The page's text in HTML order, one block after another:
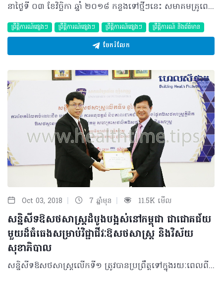
នាថ្ងៃទី ០៣ ខែវិច្ឆិកា ឆ្នាំ ២០១៨ កន្លងទៅថ្មីៗនេះ សមាគមគ្រូពេទ្យបេះដូងកម្ពុជាបានរៀបចំនូវមហាសន្និសីទប្រចាំឆ្នាំលើកទី៥របស់ខ្លួន ក្រោមប្រធានបទ «សិល្បៈនៃការព្យាបាលជំងឺបេះដូង និងសរសៃឈាមបេះដូង» នៅសណ្ឋាគារសុខា រាជធានីភ្នំពេញ។ សន្និសីទរយៈពេល១ថ្ងៃពេញនេះ មានការអញ្ជើញចូលរួមយ៉ាងខ្ពង់ខ្ពស់ពីសំណាក់ ឯកឧត្តមសាស្រ្តាចារ្យ ធា គ្រុយ ប្រធានក្រុមប្រឹក្សាភិបាល នៃគណៈគ្រូពេទ្យជាតិកម្ពុជា និងជារដ្ឋលេខាធិការនៃក្រសួងសុខាភិបាល លោកសាស្ត្រាចារ្យ ឡា ម៉េងហួ អនុប្រធានក្រុមប្រឹក្សាភិបាលនៃគណៈគ្រូពេទ្យជាតិកម្ពុជា លោកសាស្រ្តាចារ្យ សុខ ជួរ ប្រធានសមាគមគ្រូពេទ្យបេះដូងកម្ពុជា លោកសាស្រ្តាចារ្យ Anwar SANTOSO ប្រធានសមាគមគ្រូពេទ្យបេះដូង ប្រចាំតំបន់អាស៊ាន ឯកឧត្តម លោកជំទាវ លោកសាស្ត្រាចារ្យ វេជ្ជបណ្ឌិតដែលជាសមាជិកនៃសមាគមគ្រូពេទ្យបេះដូងកម្ពុជា និងសហភាតរៈទាំងអស់ ព្រមទាំងមានការចូលរួមយ៉ាងច្រើនលើសការរំពឹងទុកពីសំណាក់បងប្អូនសិស្សានុសិស្សប្រមាណជាង ៣០០នាក់ផងដែរ។ នាឱកាសនេះ លោកសាស្ត្រាចារ្យ សុខ ជួរ បានមានប្រសាសន៍ថា «គោលបំណងនៃការបង្កើតឲ្យមានសន្និសីទនេះឡើងជារៀលរាល់ឆ្នាំ គឺដើម្បីប្រមូលផ្តុំ សហភាតរៈទាំងអស់​ ក្នុងការចែករំលែកនូវចំណេះដឹង ចំណេះធ្វើរវាងគ្នា និងគ្នា បង្កើននូវសមត្ថភាពក្រុមគ្រូពេទ្យបេះដូងកម្ពុជា ក៏ដូចជាក្រុមគ្រូពេទ្យបេះដូង ក្នុងតំបន់ ក្នុងន័យចូលរួមចំណែកអភិវឌ្ឍវិស័យសុខាភិបាលកម្ពុជាឲ្យកាន់តែប្រសើរឡើង តាមរយៈការពង្រឹងសមត្ថភាពធនធានមនុស្សតែម្តង»។ គួរបញ្ជាក់ម្តងទៀតថា អង្គសន្និបាតនេះ បានធ្វើការពិភាក្សាយ៉ាងស៊ីជម្រៅពាក់ព័ទ្ធនឹងសិល្បៈនៃការព្យាបាលជំងឺបេះដូង និងសរសៃឈាម ដែលក្នុងនោះរួមមាន ជំងឺចំនួន ៤គឺ ជំងឺសរសៃឈាមបេះដូង ជំងឺប្រឹសបេះដូង ជំងឺស្ទះសរសៃឈាមផ្នែកខាងក្រៅ និងជំងឺបេះដូងពីកំណើត។ ក្នុងកម្មវិធីនេះផងដែរ ក៏មានការអញ្ជើញ ចូលរួមធ្វើបទបង្ហាញពីវាគ្មិនកិត្តិយស ជាវេជ្ជបណ្ឌិតឯកទេសជាច្រើនរូប ព្រមទាំងបញ្ចប់ជាមួយនឹងចូលរួមនៅក្នុងវេទិកាសំណួរ-ចម្លើយ ពីអ្នកចូលរួមទាំងអស់ យ៉ាងសកម្ម និងប្រកបដោយលទ្ធផលយ៉ាងគួរឲ្យកត់សម្គាល់។ ©2018 រក្សាសិទ្ធិគ្រប់យ៉ាង​ដោយ Healthtime Corporation ចំពោះគ្រប់អត្ថបទដោយគ្មានផ្នែកណាមួយត្រូវបោះពុម្ពផ្សាយចូលប្រព័ន្ធអ៊ីនធឺណែត ឧបករណ៍អេឡិចត្រូនិក អាត់ជាសំឡេង ឬថតចំលងគ្រប់រូបភាពដោយគ្មានការអនុញ្ញាតឡើយ
ព្រឹត្តិការណ៍ផ្សេងៗ ព្រឹត្តិការណ៍ផ្សេងៗ ព្រឹត្តិការណ៍ផ្សេងៗ ព្រឹត្តិការណ៍ និងព័ត៌មាន
ចែករំលែក
Oct 03, 2018 | 7 ឆ្នាំមុន | 11.5K មើល
សន្និសីទឱសថសាស្រ្តដំបូងបង្អស់នៅកម្ពុជា ជាជោគជ័យ
មួយដ៏ធំធេងសម្រាប់វិជ្ជាជីវៈឱសថសាស្រ្ត និងវិស័យ
សុខាភិបាល
សន្និសីទឱសថសាស្រ្តលើកទី១ ត្រូវបានប្រព្រឹត្តទៅក្នុងរយៈពេលពីរថ្ងៃ ចាប់ពីថ្ងៃទី២៨ ដល់ថ្ងៃទី២៩ ខែកញ្ញា ឆ្នាំ២០១៨ នៅសាលប្រជុំប៊ី ជាន់ទី៣ អគារប៊ី នៃសាកលវិទ្យាល័យពុទ្ធិសាស្រ្ត ដោយមានការចូលរួមពីឱសថការី និងនិស្សិតឱសថសាស្រ្តចំនួន២០០នាក់ ដែលអញ្ជើញមកពីអង្គការក្រៅរដ្ឋាភិបាល ស្ថាប័នរដ្ឋ ក្រុមហ៊ុនឯកជន សហគ្រាសផលិតឱសថ ឱសថស្ថានឯកជន និងមហាវិទ្យាល័យឱសថសាស្រ្តនានា នៅក្នុងប្រទេសកម្ពុជា។ សន្និសីទនេះបានប្រារព្ធធ្វើឡើងក្រោមអធិបតីភាព លោកសាស្រ្តាចារ្យ អ៊ាន ហ្វីនលេ សាកលវិទ្យាធិការ និងអនុអធិការបតី នៃសាកលវិទ្យាល័យ ពុទ្ធិសាស្រ្ត លោក បាន បុត្តា ប្រធានក្រុមប្រឹក្សាគណៈឱសថការីកម្ពុជា និងឯកឧត្តម ឱសថការី លឹម រតនៈ ប្រធានសមាគមឱសថការីកម្ពុជា ។ វាគ្មិនកិត្តិយស១១នាក់ បានចូលរួមចែករំលែកចំណេះដឹង បទពិសោធន៍ ការអនុវត្ត និងភាពជោគជ័យនានារបស់ខ្លួននៅក្នុងផ្នែកចំនួនប្រាំក្នុងវិស័យឱសថសាស្រ្ត៖ ឱសថសាស្រ្តគ្លីនិក ឱសថសាស្រ្តសហគមន៍ ឱសថសាស្រ្តឧស្សាហកម្ម វេជ្ជជីវសាស្រ្ត និងឱសថសាស្រ្តពាណិជ្ជកម្ម។ ទន្ទឹមនឹងនោះដែរ ក៏មានការតាំងពិព័រណ៍ផលិតផល និងសេវាកម្មរបស់ផ្នែកឱសថសាស្រ្ត និងក្រុមហ៊ុននានាដែលនិស្សិតអាចស្វែងយល់បន្ថែមអំពីការសិក្សាស៊ីជម្រៅលើជំនាញឱសថសាស្រ្ត ឱកាសការងារតាមក្រុមហ៊ុន និងការស្វែងយល់អំពីព័ត៌មានផលិតផលឱសថមួយចំនួន។ តាមរយៈសន្និសិទនេះ អ្នកចូលរួមទាំងអស់ បានទទួលនូវចំណេះដឹង និងបទពិសោធន៍ថ្មីៗ ដែលមានសារៈសំខាន់សម្រាប់អាជីពទៅថ្ងៃក្រោយ និងជាទុនសម្រាប់សិក្សាបន្តក្នុងថ្ងៃអនាគត។ ជាលទ្ធផល គណៈអធិបតី វាគ្មិន ភ្ញៀវកិត្តិយស និងអ្នកចូលរួមទាំងអស់ បានវាយតម្លៃខ្ពស់ពីការរៀបឲ្យមានសន្និសីទឱសថសាស្រ្តលើកទី១ ដែលជាសន្និសីទដំបូងគេបំផុតនៅក្នុងប្រទេសកម្ពុជា ហើយសន្និសីទនេះ នឹងជាផ្នែកមួយនៃការបណ្តុះបណ្តាលបន្តសម្រាប់វិជ្ជាជីវៈឱសថសាស្រ្ត ដែលឱសថការីទាំងអស់តម្រូវឲ្យចូលរួមជាចាំបាច់នៅក្នុងអនាគតដ៏ខ្លីខាងមុខ។ សន្និសីទនេះ គឺជាជោគជ័យមួយដ៏ធំធេងសម្រាប់វិជ្ជាជីវៈឱសថសាស្រ្តទាំងមូល និងវិស័យសុខាភិបាលនៅប្រទេសកម្ពុជា និងសាកលវិទ្យាល័យពុទ្ធិសាស្រ្ត និយាយដោយឡែក ដែលជាអ្នកផ្តួចផ្តើមបង្កើតឲ្យមាននូវសន្និសីទឱសថសាស្រ្តដំបូងគេនេះឡើង។ គណៈកម្មការរៀបចំសន្និសីទ សូមថ្លែងអំណរគុណយ៉ាងជ្រាលជ្រៅដល់គណៈអធិបតី វាគ្មិន ភ្ញៀវកិត្តិយស និងអ្នកចូលរួមទាំងអស់ ដែលបានចំណាយពេលវេលាដ៏មានតម្លៃចូលរួម និងចែករំលែកនៅក្នុងសន្និសីទនេះ និងជាពិសេស សូមថ្លែងអំណរគុណដល់ក្រុមហ៊ុនឧបត្ថម្ភកម្មវិធីដែលមានដូចជា ក្រុមហ៊ុនDKSH សហគ្រាសផលិតឱសថ ប៉េ ប៉េ អឹម សហគ្រាសផលិតឱសថ ជា ចំណាន សហគ្រាសផលិតឱសថ អឺហ្វាក់ និងសហគ្រាសផលិតឱសថអន្តរជាតិ។ ©2018 រក្សាសិទ្ធិគ្រប់យ៉ាង​ដោយ Healthtime Corporation ចំពោះគ្រប់អត្ថបទដោយគ្មានផ្នែកណាមួយត្រូវបោះពុម្ពផ្សាយចូល ប្រព័ន្ធអ៊ីនធឺណែតឧបករណ៍អេឡិចត្រូនិកអាត់ជាសំឡេងឬថតចំលងគ្រប់រូបភាពដោយគ្មានការអនុញ្ញាតឡើយ